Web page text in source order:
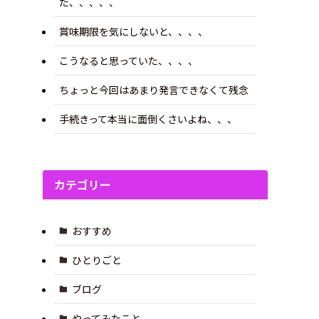
賞味期限を気にしないと、、、、
こうなると思っていた、、、、
ちょっと今回はあまり発言できなくて残念
手続きって本当に面倒くさいよね、、、
カテゴリー
おすすめ
ひとりごと
ブログ